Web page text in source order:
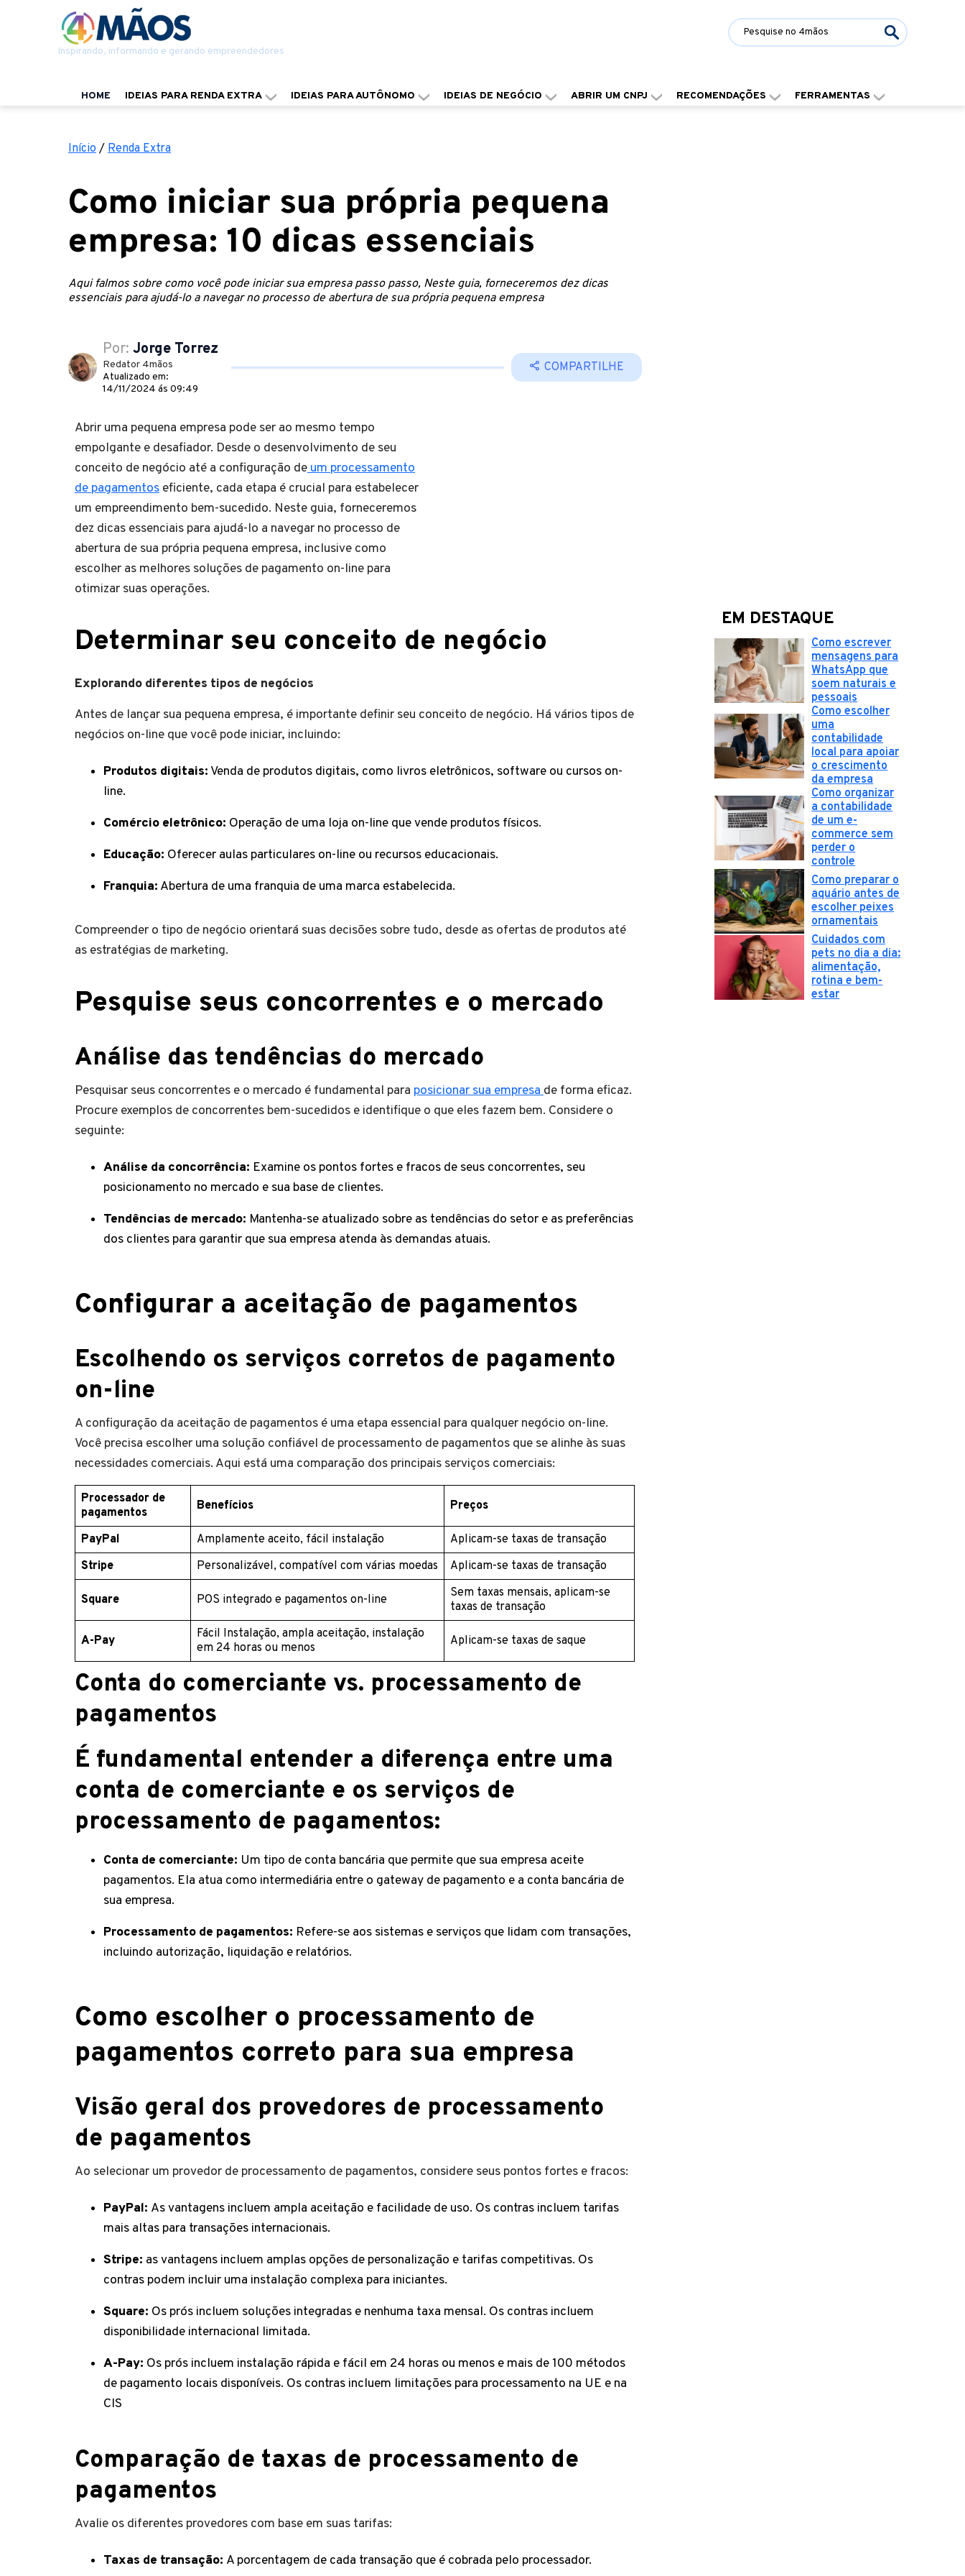
Inspirando, informando e gerando empreendedores
HOME IDEIAS PARA RENDA EXTRA IDEIAS PARA AUTÔNOMO IDEIAS DE NEGÓCIO ABRIR UM CNPJ RECOMENDAÇÕES FERRAMENTAS
Início / Renda Extra
Como iniciar sua própria pequena
empresa: 10 dicas essenciais
Aqui falmos sobre como você pode iniciar sua empresa passo passo, Neste guia, forneceremos dez dicas
essenciais para ajudá-lo a navegar no processo de abertura de sua própria pequena empresa
Por: Jorge Torrez
Redator 4mãos
Atualizado em:
14/11/2024 ás 09:49
COMPARTILHE
Abrir uma pequena empresa pode ser ao mesmo tempo
empolgante e desafiador. Desde o desenvolvimento de seu
conceito de negócio até a configuração de um processamento
de pagamentos eficiente, cada etapa é crucial para estabelecer
um empreendimento bem-sucedido. Neste guia, forneceremos
dez dicas essenciais para ajudá-lo a navegar no processo de
abertura de sua própria pequena empresa, inclusive como
escolher as melhores soluções de pagamento on-line para
otimizar suas operações.
Determinar seu conceito de negócio
Explorando diferentes tipos de negócios
Antes de lançar sua pequena empresa, é importante definir seu conceito de negócio. Há vários tipos de
negócios on-line que você pode iniciar, incluindo:
Produtos digitais: Venda de produtos digitais, como livros eletrônicos, software ou cursos on-
line.
Comércio eletrônico: Operação de uma loja on-line que vende produtos físicos.
Educação: Oferecer aulas particulares on-line ou recursos educacionais.
Franquia: Abertura de uma franquia de uma marca estabelecida.
Compreender o tipo de negócio orientará suas decisões sobre tudo, desde as ofertas de produtos até
as estratégias de marketing.
Pesquise seus concorrentes e o mercado
Análise das tendências do mercado
Pesquisar seus concorrentes e o mercado é fundamental para posicionar sua empresa de forma eficaz.
Procure exemplos de concorrentes bem-sucedidos e identifique o que eles fazem bem. Considere o
seguinte:
Análise da concorrência: Examine os pontos fortes e fracos de seus concorrentes, seu
posicionamento no mercado e sua base de clientes.
Tendências de mercado: Mantenha-se atualizado sobre as tendências do setor e as preferências
dos clientes para garantir que sua empresa atenda às demandas atuais.
Configurar a aceitação de pagamentos
Escolhendo os serviços corretos de pagamento
on-line
A configuração da aceitação de pagamentos é uma etapa essencial para qualquer negócio on-line.
Você precisa escolher uma solução confiável de processamento de pagamentos que se alinhe às suas
necessidades comerciais. Aqui está uma comparação dos principais serviços comerciais:
Processador de
pagamentos
Benefícios Preços
PayPal Amplamente aceito, fácil instalação
Aplicam-se taxas de transação
Stripe
Personalizável, compatível com várias moedas Aplicam-se taxas de transação
Square POS integrado e pagamentos on-line
Sem taxas mensais, aplicam-se
taxas de transação
A-Pay
Fácil Instalação, ampla aceitação, instalação
em 24 horas ou menos
Aplicam-se taxas de saque
Conta do comerciante vs. processamento de
pagamentos
É fundamental entender a diferença entre uma
conta de comerciante e os serviços de
processamento de pagamentos:
Conta de comerciante: Um tipo de conta bancária que permite que sua empresa aceite
pagamentos. Ela atua como intermediária entre o gateway de pagamento e a conta bancária de
sua empresa.
Processamento de pagamentos: Refere-se aos sistemas e serviços que lidam com transações,
incluindo autorização, liquidação e relatórios.
Como escolher o processamento de
pagamentos correto para sua empresa
Visão geral dos provedores de processamento
de pagamentos
Ao selecionar um provedor de processamento de pagamentos, considere seus pontos fortes e fracos:
PayPal: As vantagens incluem ampla aceitação e facilidade de uso. Os contras incluem tarifas
mais altas para transações internacionais.
Stripe: as vantagens incluem amplas opções de personalização e tarifas competitivas. Os
contras podem incluir uma instalação complexa para iniciantes.
Square: Os prós incluem soluções integradas e nenhuma taxa mensal. Os contras incluem
disponibilidade internacional limitada.
A-Pay: Os prós incluem instalação rápida e fácil em 24 horas ou menos e mais de 100 métodos
de pagamento locais disponíveis. Os contras incluem limitações para processamento na UE e na
CIS
Comparação de taxas de processamento de
pagamentos
Avalie os diferentes provedores com base em suas tarifas:
Taxas de transação: A porcentagem de cada transação que é cobrada pelo processador.
EM DESTAQUE
Como escrever
mensagens para
WhatsApp que
soem naturais e
pessoais
Como escolher
uma
contabilidade
local para apoiar
o crescimento
da empresa
Como organizar
a contabilidade
de um e-
commerce sem
perder o
controle
Como preparar o
aquário antes de
escolher peixes
ornamentais
Cuidados com
pets no dia a dia:
alimentação,
rotina e bem-
estar